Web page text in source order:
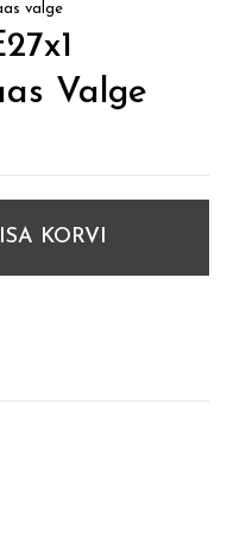
valge
Valge
KORVI